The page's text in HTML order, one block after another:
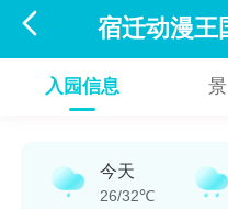
 宿迁动漫王
入园信息
今天
26/32℃